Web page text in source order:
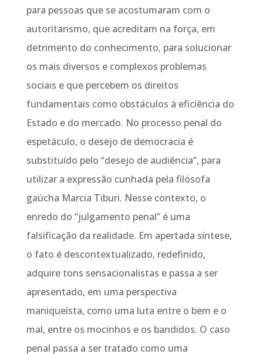
para pessoas que se acostumaram com o
autoritarismo, que acreditam na força, em
detrimento do conhecimento, para solucionar
os mais diversos e complexos problemas
sociais e que percebem os direitos
fundamentais como obstáculos à eficiência do
Estado e do mercado. No processo penal do
espetáculo, o desejo de democracia é
substituído pelo “desejo de audiência”, para
utilizar a expressão cunhada pela filósofa
gaúcha Marcia Tiburi. Nesse contexto, o
enredo do “julgamento penal” é uma
falsificação da realidade. Em apertada síntese,
o fato é descontextualizado, redefinido,
adquire tons sensacionalistas e passa a ser
apresentado, em uma perspectiva
maniqueísta, como uma luta entre o bem e o
mal, entre os mocinhos e os bandidos. O caso
penal passa a ser tratado como uma